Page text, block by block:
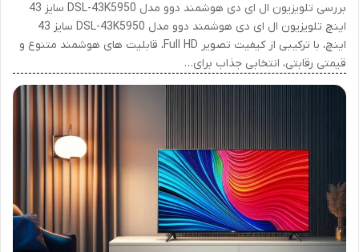
بررسی تلویزیون ال ای دی هوشمند دوو مدل DSL-43K5950 سایز 43
اینچ تلویزیون ال ای دی هوشمند دوو مدل DSL-43K5950 سایز 43
اینچ، با ترکیبی از کیفیت تصویر Full HD، قابلیت های هوشمند متنوع و
قیمتی رقابتی، انتخابی جذاب برای…